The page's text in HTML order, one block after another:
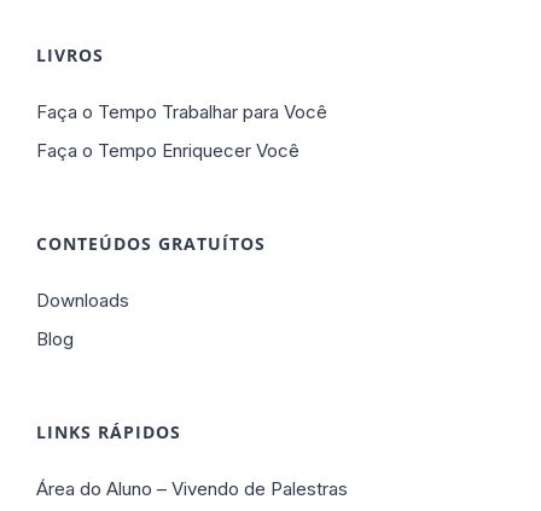
LIVROS
Faça o Tempo Trabalhar para Você
Faça o Tempo Enriquecer Você
CONTEÚDOS GRATUÍTOS
Downloads
Blog
LINKS RÁPIDOS
Área do Aluno – Vivendo de Palestras